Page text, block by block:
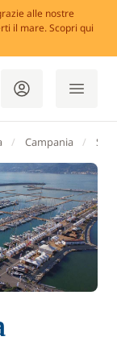
alle nostre
il mare. Scopri qui
Campania